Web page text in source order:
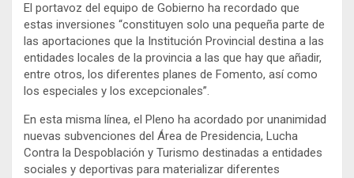
El portavoz del equipo de Gobierno ha recordado que
estas inversiones “constituyen solo una pequeña parte de
las aportaciones que la Institución Provincial destina a las
entidades locales de la provincia a las que hay que añadir,
entre otros, los diferentes planes de Fomento, así como
los especiales y los excepcionales”.
En esta misma línea, el Pleno ha acordado por unanimidad
nuevas subvenciones del Área de Presidencia, Lucha
Contra la Despoblación y Turismo destinadas a entidades
sociales y deportivas para materializar diferentes